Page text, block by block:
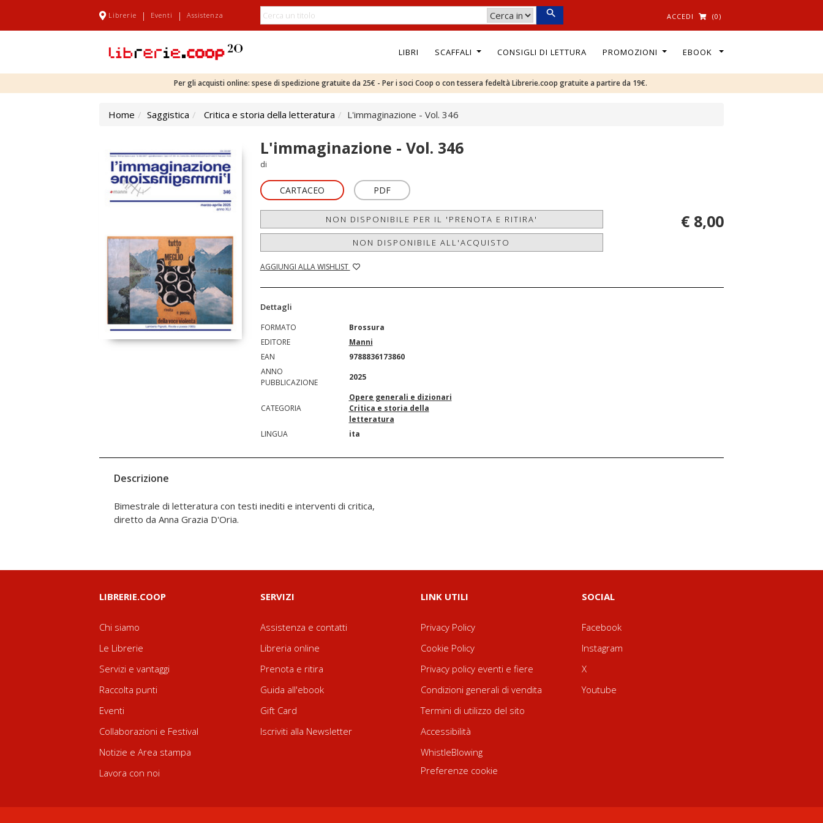
Librerie | Eventi | Assistenza ACCEDI (0)
LIBRI SCAFFALI CONSIGLI DI LETTURA PROMOZIONI EBOOK
Per gli acquisti online: spese di spedizione gratuite da 25€ - Per i soci Coop o con tessera fedeltà Librerie.coop gratuite a partire da 19€.
Home Saggistica Critica e storia della letteratura L'immaginazione - Vol. 346
L'immaginazione - Vol. 346
di
CARTACEO PDF
NON DISPONIBILE PER IL 'PRENOTA E RITIRA'
NON DISPONIBILE ALL'ACQUISTO
AGGIUNGI ALLA WISHLIST
€ 8,00
Dettagli
FORMATO
Brossura
EDITORE
Manni
EAN
9788836173860
ANNO
PUBBLICAZIONE
2025
CATEGORIA
Opere generali e dizionari
Critica e storia della
letteratura
LINGUA
ita
Descrizione
Bimestrale di letteratura con testi inediti e interventi di critica,
diretto da Anna Grazia D'Oria.
LIBRERIE.COOP
Chi siamo
Le Librerie
Servizi e vantaggi
Raccolta punti
Eventi
Collaborazioni e Festival
Notizie e Area stampa
Lavora con noi
SERVIZI
Assistenza e contatti
Libreria online
Prenota e ritira
Guida all'ebook
Gift Card
Iscriviti alla Newsletter
LINK UTILI
Privacy Policy
Cookie Policy
Privacy policy eventi e fiere
Condizioni generali di vendita
Termini di utilizzo del sito
Accessibilità
WhistleBlowing
Preferenze cookie
SOCIAL
Facebook
Instagram
X
Youtube